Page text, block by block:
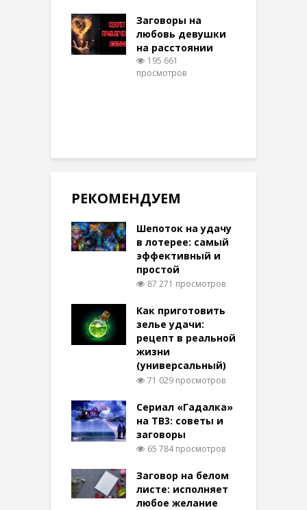
Заговоры на
любовь девушки
на расстоянии
195 661
просмотров
РЕКОМЕНДУЕМ
Шепоток на удачу
в лотерее: самый
эффективный и
простой
87 271 просмотров
Как приготовить
зелье удачи:
рецепт в реальной
жизни
(универсальный)
71 029 просмотров
Сериал «Гадалка»
на ТВ3: советы и
заговоры
65 784 просмотров
Заговор на белом
листе: исполняет
любое желание